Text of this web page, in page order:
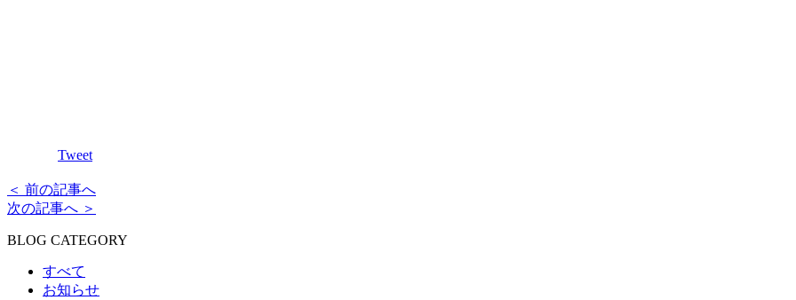
Tweet
＜ 前の記事へ
次の記事へ ＞
BLOG CATEGORY
すべて
お知らせ